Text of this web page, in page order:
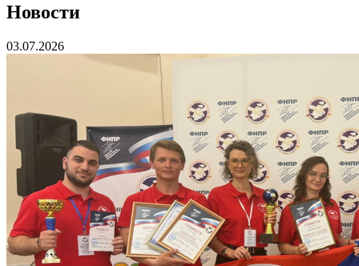
Новости
03.07.2026